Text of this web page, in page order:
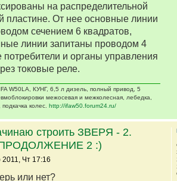
на распределительной
пластине. От нее основные линии
сечением 6 квадратов,
линии запитаны проводом 4
потребители и органы управления
токовые реле.
W50LA, КУНГ, 6,5 л дизель, полный привод, 5
межосевая и межколесная, лебедка,
колес. http://ifaw50.forum24.ru/
строить ЗВЕРЯ - 2.
2 :)
Чт 17:16
или нет?